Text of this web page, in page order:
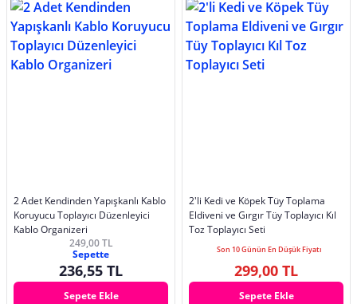
2 Adet Kendinden Yapışkanlı Kablo
Koruyucu Toplayıcı Düzenleyici
Kablo Organizeri
249,00 TL
Sepette
236,55 TL
Sepete Ekle
2'li Kedi ve Köpek Tüy Toplama
Eldiveni ve Gırgır Tüy Toplayıcı Kıl
Toz Toplayıcı Seti
Son 10 Günün En Düşük Fiyatı
299,00 TL
Sepete Ekle